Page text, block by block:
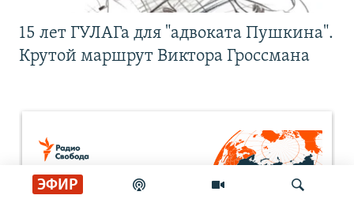
ЭФИР
15 лет ГУЛАГа для "адвоката Пушкина".
Крутой маршрут Виктора Гроссмана